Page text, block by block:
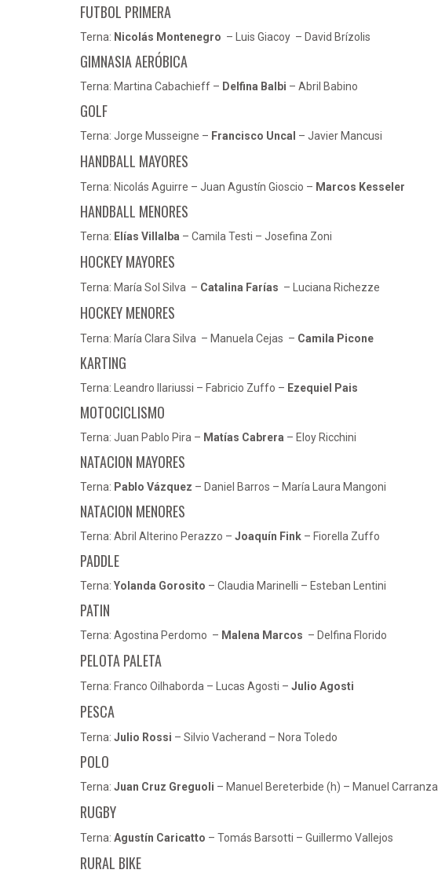
FUTBOL PRIMERA
Terna: Nicolás Montenegro – Luis Giacoy – David Brízolis
GIMNASIA AERÓBICA
Terna: Martina Cabachieff – Delfina Balbi – Abril Babino
GOLF
Terna: Jorge Musseigne – Francisco Uncal – Javier Mancusi
HANDBALL MAYORES
Terna: Nicolás Aguirre – Juan Agustín Gioscio – Marcos Kesseler
HANDBALL MENORES
Terna: Elías Villalba – Camila Testi – Josefina Zoni
HOCKEY MAYORES
Terna: María Sol Silva – Catalina Farías – Luciana Richezze
HOCKEY MENORES
Terna: María Clara Silva – Manuela Cejas – Camila Picone
KARTING
Terna: Leandro Ilariussi – Fabricio Zuffo – Ezequiel Pais
MOTOCICLISMO
Terna: Juan Pablo Pira – Matías Cabrera – Eloy Ricchini
NATACION MAYORES
Terna: Pablo Vázquez – Daniel Barros – María Laura Mangoni
NATACION MENORES
Terna: Abril Alterino Perazzo – Joaquín Fink – Fiorella Zuffo
PADDLE
Terna: Yolanda Gorosito – Claudia Marinelli – Esteban Lentini
PATIN
Terna: Agostina Perdomo – Malena Marcos – Delfina Florido
PELOTA PALETA
Terna: Franco Oilhaborda – Lucas Agosti – Julio Agosti
PESCA
Terna: Julio Rossi – Silvio Vacherand – Nora Toledo
POLO
Terna: Juan Cruz Greguoli – Manuel Bereterbide (h) – Manuel Carranza
RUGBY
Terna: Agustín Caricatto – Tomás Barsotti – Guillermo Vallejos
RURAL BIKE